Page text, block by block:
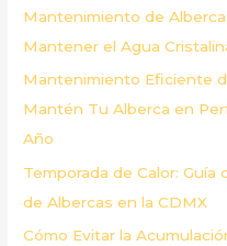
o
r
:
Mantenimiento de
Mantener el Agua
Mantenimiento Eficiente
Mantén Tu Alberca en
Año
Temporada de Calor:
de Albercas en la CDMX
Cómo Evitar la